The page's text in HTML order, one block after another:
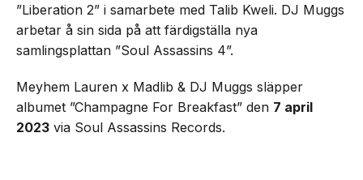
”Liberation 2” i samarbete med Talib Kweli. DJ Muggs
arbetar å sin sida på att färdigställa nya
samlingsplattan ”Soul Assassins 4”.
Meyhem Lauren x Madlib & DJ Muggs släpper
albumet ”Champagne For Breakfast” den 7 april
2023 via Soul Assassins Records.